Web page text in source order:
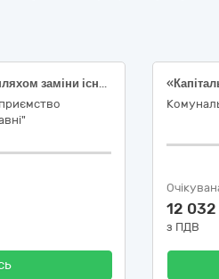
«Реконструкція котельні шляхом заміни існуючих пальникових пристроїв на пальникові пристрої СНТ та реконструкція водотрубної частини на котлі КВГ-7,56 (6,5 ГКал) ст.№2 за адресою проспект Героїв Дніпра 106 в м. Горішні Плавні». Реконструкція водотрубної частини водогрійного котла КВГ-7,56-150 (ПЕРША ЧЕРГА).
12 032
з ПДВ